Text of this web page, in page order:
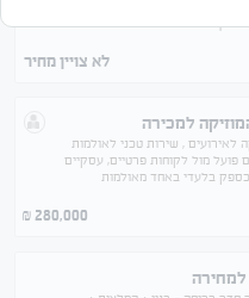
לא צויין מחיר
למכירה
לאירועים , שירות טכני לאולמות
פועל מול לקוחות פרטיים, עסקיים
בלעדי באחד מאולמות
280,000
₪